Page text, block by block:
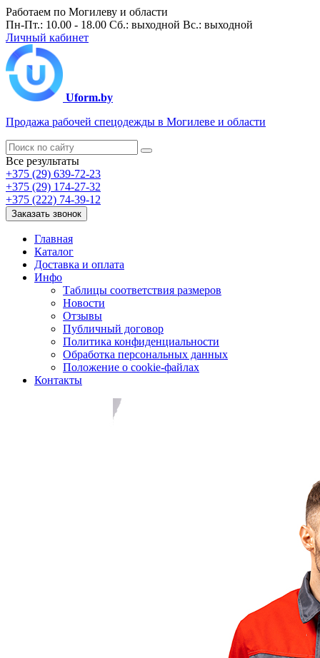
Работаем по Могилеву и области
Пн-Пт.: 10.00 - 18.00 Сб.: выходной Вс.: выходной
Личный кабинет
Uform.by
Продажа рабочей спецодежды в Могилеве и области
Все результаты
+375 (29) 639-72-23
+375 (29) 174-27-32
+375 (222) 74-39-12
Заказать звонок
Главная
Каталог
Доставка и оплата
Инфо
Таблицы соответствия размеров
Новости
Отзывы
Публичный договор
Политика конфиденциальности
Обработка персональных данных
Положение о cookie-файлах
Контакты